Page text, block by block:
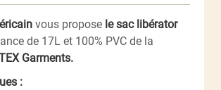
vous propose le sac libérator
de 17L et 100% PVC de la
Garments.
: